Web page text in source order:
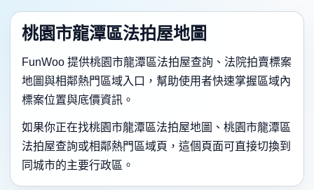
桃園市龍潭區法拍屋地圖
FunWoo 提供桃園市龍潭區法拍屋查詢、法院拍賣標案
地圖與相鄰熱門區域入口，幫助使用者快速掌握區域內
標案位置與底價資訊。
如果你正在找桃園市龍潭區法拍屋地圖、桃園市龍潭區
法拍屋查詢或相鄰熱門區域頁，這個頁面可直接切換到
同城市的主要行政區。